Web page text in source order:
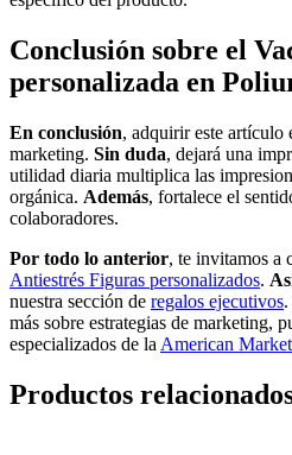
Conclusión sobre el
personalizada en
En conclusión, adquirir este artículo
marketing. Sin duda, dejará una
utilidad diaria multiplica las
orgánica. Además, fortalece el
colaboradores.
Por todo lo anterior, te invitamos a
Antiestrés Figuras personalizados.
nuestra sección de regalos ejecutivos.
más sobre estrategias de marketing,
especializados de la American
Productos